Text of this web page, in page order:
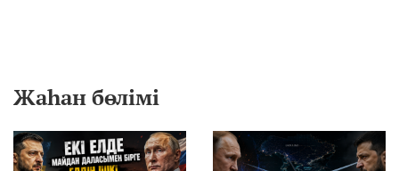
Жаһан бөлімі